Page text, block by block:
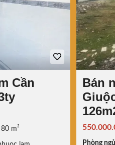
Cần
80 m²
Bán
Phòng